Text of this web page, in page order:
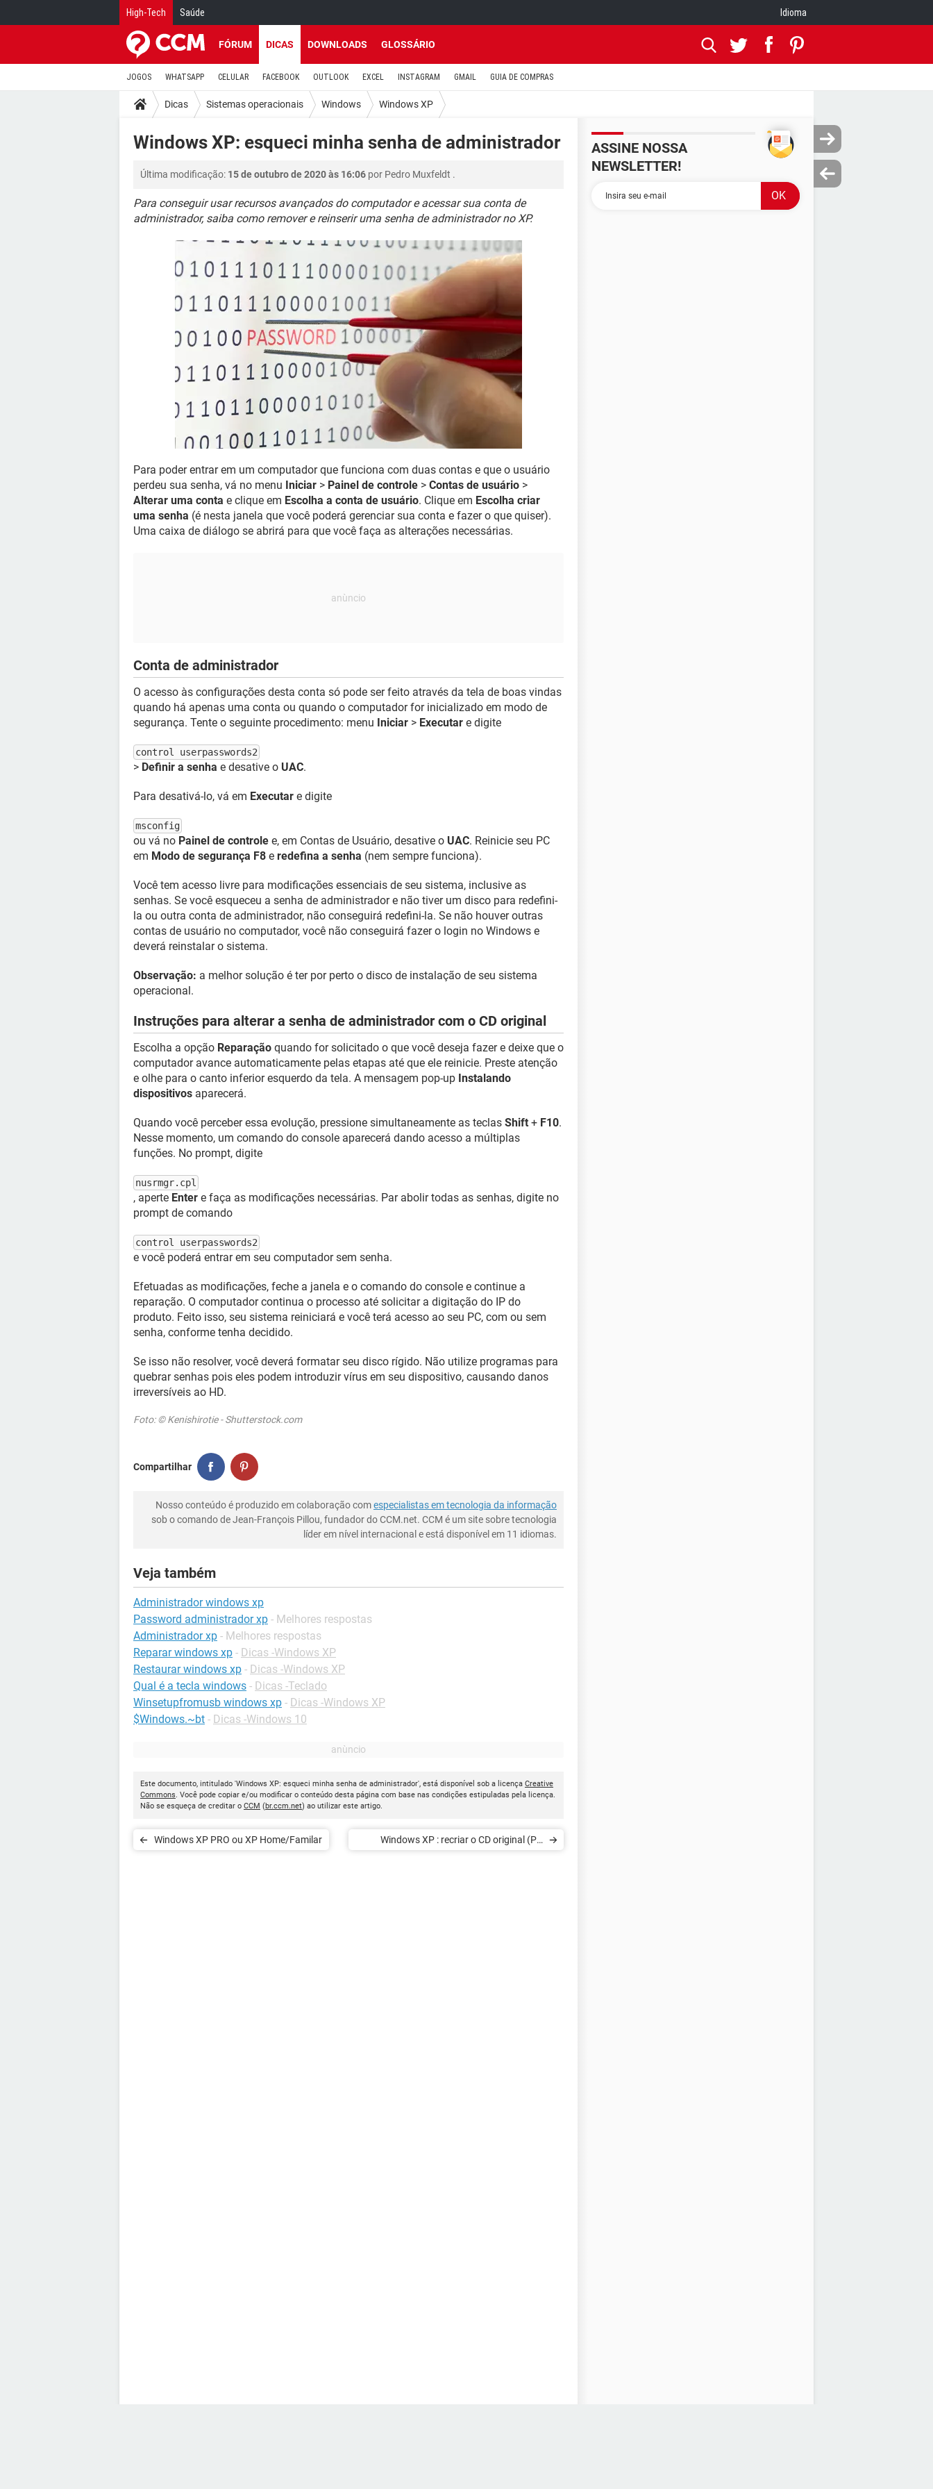
High-Tech Saúde Idioma
FÓRUM DICAS DOWNLOADS GLOSSÁRIO
JOGOS WHATSAPP CELULAR FACEBOOK OUTLOOK EXCEL INSTAGRAM GMAIL GUIA DE COMPRAS
Dicas Sistemas operacionais Windows Windows XP
Windows XP: esqueci minha senha de administrador
Última modificação: 15 de outubro de 2020 às 16:06 por Pedro Muxfeldt .
Para conseguir usar recursos avançados do computador e acessar sua conta de
administrador, saiba como remover e reinserir uma senha de administrador no XP.
Para poder entrar em um computador que funciona com duas contas e que o usuário
perdeu sua senha, vá no menu Iniciar > Painel de controle > Contas de usuário >
Alterar uma conta e clique em Escolha a conta de usuário. Clique em Escolha criar
uma senha (é nesta janela que você poderá gerenciar sua conta e fazer o que quiser).
Uma caixa de diálogo se abrirá para que você faça as alterações necessárias.
Conta de administrador
O acesso às configurações desta conta só pode ser feito através da tela de boas vindas
quando há apenas uma conta ou quando o computador for inicializado em modo de
segurança. Tente o seguinte procedimento: menu Iniciar > Executar e digite
control userpasswords2
> Definir a senha e desative o UAC.
Para desativá-lo, vá em Executar e digite
msconfig
ou vá no Painel de controle e, em Contas de Usuário, desative o UAC. Reinicie seu PC
em Modo de segurança F8 e redefina a senha (nem sempre funciona).
Você tem acesso livre para modificações essenciais de seu sistema, inclusive as
senhas. Se você esqueceu a senha de administrador e não tiver um disco para redefini-
la ou outra conta de administrador, não conseguirá redefini-la. Se não houver outras
contas de usuário no computador, você não conseguirá fazer o login no Windows e
deverá reinstalar o sistema.
Observação: a melhor solução é ter por perto o disco de instalação de seu sistema
operacional.
Instruções para alterar a senha de administrador com o CD original
Escolha a opção Reparação quando for solicitado o que você deseja fazer e deixe que o
computador avance automaticamente pelas etapas até que ele reinicie. Preste atenção
e olhe para o canto inferior esquerdo da tela. A mensagem pop-up Instalando
dispositivos aparecerá.
Quando você perceber essa evolução, pressione simultaneamente as teclas Shift + F10.
Nesse momento, um comando do console aparecerá dando acesso a múltiplas
funções. No prompt, digite
nusrmgr.cpl
, aperte Enter e faça as modificações necessárias. Par abolir todas as senhas, digite no
prompt de comando
control userpasswords2
e você poderá entrar em seu computador sem senha.
Efetuadas as modificações, feche a janela e o comando do console e continue a
reparação. O computador continua o processo até solicitar a digitação do IP do
produto. Feito isso, seu sistema reiniciará e você terá acesso ao seu PC, com ou sem
senha, conforme tenha decidido.
Se isso não resolver, você deverá formatar seu disco rígido. Não utilize programas para
quebrar senhas pois eles podem introduzir vírus em seu dispositivo, causando danos
irreversíveis ao HD.
Foto: © Kenishirotie - Shutterstock.com
Compartilhar
Nosso conteúdo é produzido em colaboração comespecialistas em tecnologia da informação
sob o comando de Jean-François Pillou, fundador do CCM.net. CCM é um site sobre tecnologia
líder em nível internacional e está disponível em 11 idiomas.
Veja também
Administrador windows xp
Password administrador xp - Melhores respostas
Administrador xp - Melhores respostas
Reparar windows xp - Dicas -Windows XP
Restaurar windows xp - Dicas -Windows XP
Qual é a tecla windows - Dicas -Teclado
Winsetupfromusb windows xp - Dicas -Windows XP
$Windows.~bt - Dicas -Windows 10
Este documento, intitulado 'Windows XP: esqueci minha senha de administrador', está disponível sob a licença Creative
Commons. Você pode copiar e/ou modificar o conteúdo desta página com base nas condições estipuladas pela licença.
Não se esqueça de creditar o CCM (br.ccm.net) ao utilizar este artigo.
Windows XP PRO ou XP Home/Familar
Windows XP : recriar o CD original (PC
ASSINE NOSSA
NEWSLETTER!